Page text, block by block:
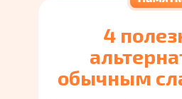
4
обычным